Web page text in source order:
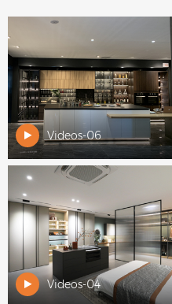
Videos-06
Videos-04